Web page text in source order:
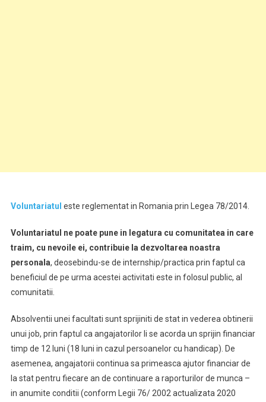
Voluntariatul este reglementat in Romania prin Legea 78/2014.
Voluntariatul ne poate pune in legatura cu comunitatea in care
traim, cu nevoile ei, contribuie la dezvoltarea noastra
personala, deosebindu-se de internship/practica prin faptul ca
beneficiul de pe urma acestei activitati este in folosul public, al
comunitatii.
Absolventii unei facultati sunt sprijiniti de stat in vederea obtinerii
unui job, prin faptul ca angajatorilor li se acorda un sprijin financiar
timp de 12 luni (18 luni in cazul persoanelor cu handicap). De
asemenea, angajatorii continua sa primeasca ajutor financiar de
la stat pentru fiecare an de continuare a raporturilor de munca –
in anumite conditii (conform Legii 76/ 2002 actualizata 2020